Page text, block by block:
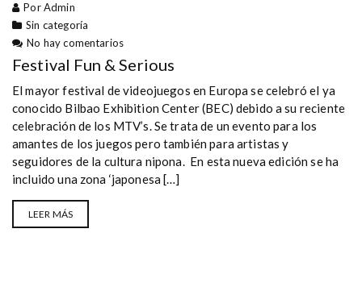
Por Admin
Sin categoría
No hay comentarios
Festival Fun & Serious
El mayor festival de videojuegos en Europa se celebró el ya
conocido Bilbao Exhibition Center (BEC) debido a su reciente
celebración de los MTV’s. Se trata de un evento para los
amantes de los juegos pero también para artistas y
seguidores de la cultura nipona. En esta nueva edición se ha
incluido una zona ‘japonesa […]
LEER MÁS